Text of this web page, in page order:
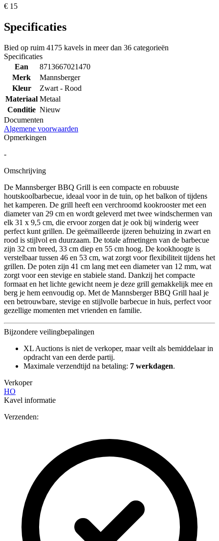
€ 15
Specificaties
Bied op ruim 4175 kavels in meer dan 36 categorieën
Specificaties
Ean
8713667021470
Merk
Mannsberger
Kleur
Zwart - Rood
Materiaal Metaal
Conditie Nieuw
Documenten
Algemene voorwaarden
Opmerkingen
-
Omschrijving
De Mannsberger BBQ Grill is een compacte en robuuste
houtskoolbarbecue, ideaal voor in de tuin, op het balkon of tijdens
het kamperen. De grill heeft een verchroomd kookrooster met een
diameter van 29 cm en wordt geleverd met twee windschermen van
elk 31 x 9,5 cm, die ervoor zorgen dat je ook bij winderig weer
perfect kunt grillen. De geëmailleerde ijzeren behuizing in zwart en
rood is stijlvol en duurzaam. De totale afmetingen van de barbecue
zijn 32 cm breed, 33 cm diep en 55 cm hoog. De kookhoogte is
verstelbaar tussen 46 en 53 cm, wat zorgt voor flexibiliteit tijdens het
grillen. De poten zijn 41 cm lang met een diameter van 12 mm, wat
zorgt voor een stevige en stabiele stand. Dankzij het compacte
formaat en het lichte gewicht neem je deze grill gemakkelijk mee en
berg je hem eenvoudig op. Met de Mannsberger BBQ Grill haal je
een betrouwbare, stevige en stijlvolle barbecue in huis, perfect voor
gezellige momenten met vrienden en familie.
Bijzondere veilingbepalingen
XL Auctions is niet de verkoper, maar veilt als bemiddelaar in
opdracht van een derde partij.
Maximale verzendtijd na betaling: 7 werkdagen.
Verkoper
HO
Kavel informatie
Verzenden: